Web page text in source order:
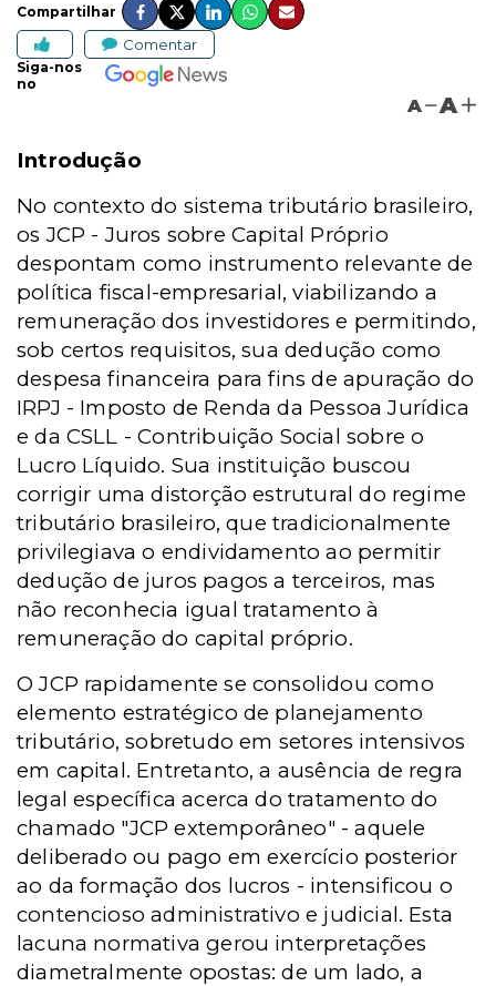
Compartilhar
Comentar
Siga-nos
no
A A
Introdução
No contexto do sistema tributário brasileiro,
os JCP - Juros sobre Capital Próprio
despontam como instrumento relevante de
política fiscal-empresarial, viabilizando a
remuneração dos investidores e permitindo,
sob certos requisitos, sua dedução como
despesa financeira para fins de apuração do
IRPJ - Imposto de Renda da Pessoa Jurídica
e da CSLL - Contribuição Social sobre o
Lucro Líquido. Sua instituição buscou
corrigir uma distorção estrutural do regime
tributário brasileiro, que tradicionalmente
privilegiava o endividamento ao permitir
dedução de juros pagos a terceiros, mas
não reconhecia igual tratamento à
remuneração do capital próprio.
O JCP rapidamente se consolidou como
elemento estratégico de planejamento
tributário, sobretudo em setores intensivos
em capital. Entretanto, a ausência de regra
legal específica acerca do tratamento do
chamado "JCP extemporâneo" - aquele
deliberado ou pago em exercício posterior
ao da formação dos lucros - intensificou o
contencioso administrativo e judicial. Esta
lacuna normativa gerou interpretações
diametralmente opostas: de um lado, a